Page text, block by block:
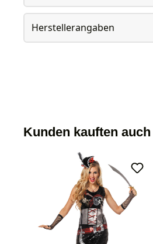
Herstellerangaben
Kunden kauften auch